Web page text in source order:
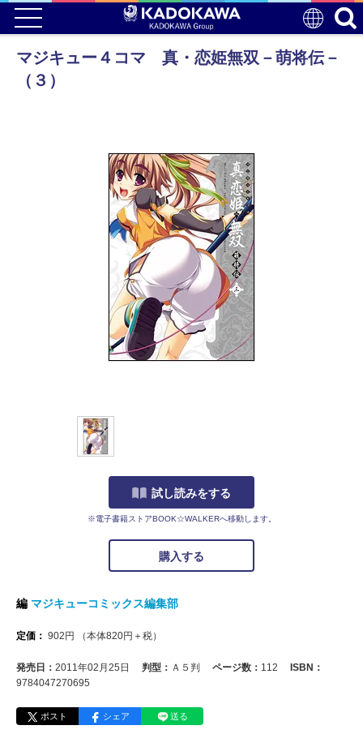
マジキュー４コマ 真・恋姫無双－萌将伝－
（３）
試し読みをする
※電子書籍ストアBOOK☆WALKERへ移動します。
購入する
編 マジキューコミックス編集部
定価： 902 円 （本体820円＋税）
発売日： 2011年02月25日 判型： Ａ５判 ページ数： 112
ISBN：
9784047270695
ポスト シェア 送る